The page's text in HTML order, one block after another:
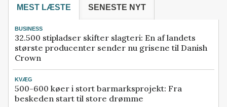
MEST LÆSTE SENESTE NYT
BUSINESS
32.500 stipladser skifter slagteri: En af landets
største producenter sender nu grisene til Danish
Crown
KVÆG
500-600 køer i stort barmarksprojekt: Fra
beskeden start til store drømme